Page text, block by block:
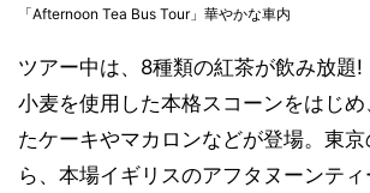
「Afternoon Tea Bus Tour」華やかな車内
ツアー中は、8種類の紅茶が飲み放題!
小麦を使用した本格スコーンをはじ
たケーキやマカロンなどが登場。東
ら、本場イギリスのアフタヌーンティ